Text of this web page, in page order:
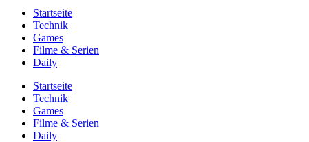
Startseite
Technik
Games
Filme & Serien
Daily
Startseite
Technik
Games
Filme & Serien
Daily